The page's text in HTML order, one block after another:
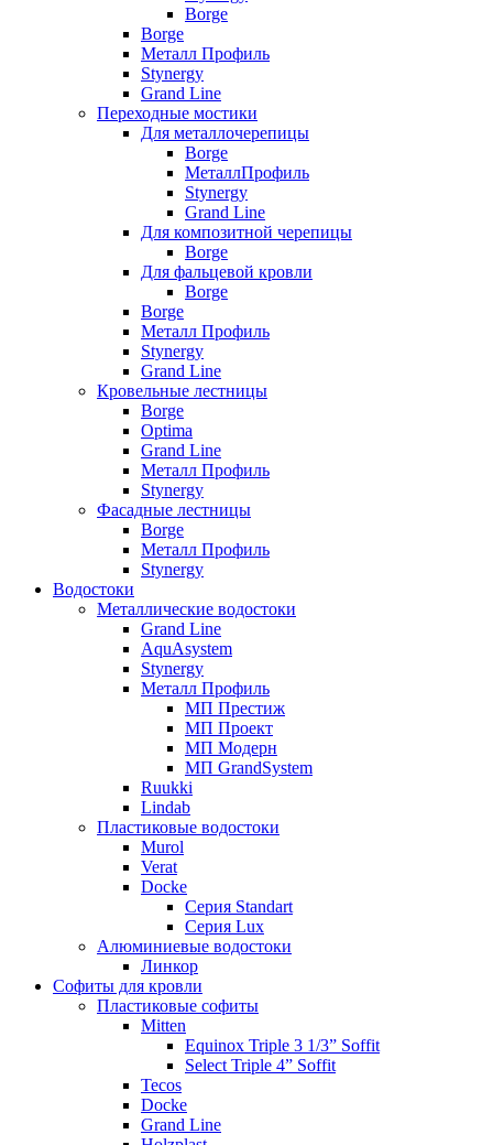
Borge
Borge
Металл Профиль
Stynergy
Grand Line
Переходные мостики
Для металлочерепицы
Borge
МеталлПрофиль
Stynergy
Grand Line
Для композитной черепицы
Borge
Для фальцевой кровли
Borge
Borge
Металл Профиль
Stynergy
Grand Line
Кровельные лестницы
Borge
Optima
Grand Line
Металл Профиль
Stynergy
Фасадные лестницы
Borge
Металл Профиль
Stynergy
Водостоки
Металлические водостоки
Grand Line
AquAsystem
Stynergy
Металл Профиль
МП Престиж
МП Проект
МП Модерн
МП GrandSystem
Ruukki
Lindab
Пластиковые водостоки
Murol
Verat
Docke
Серия Standart
Серия Lux
Алюминиевые водостоки
Линкор
Софиты для кровли
Пластиковые софиты
Mitten
Equinox Triple 3 1/3” Soffit
Select Triple 4” Soffit
Tecos
Docke
Grand Line